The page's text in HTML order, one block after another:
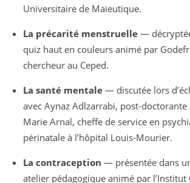
Universitaire de Maïeutique.
La précarité menstruelle—
quiz haut en couleurs animé par
chercheur au Ceped.
La santé mentale— discutée lors
avec Aynaz Adlzarrabi, post-doctorante
Marie Arnal, cheffe de service en
périnatale à l’hôpital Louis‑Mourier.
La contraception — présentée dans
atelier pédagogique animé par l’Institut